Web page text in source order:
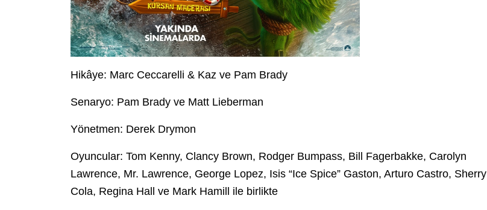
Hikâye: Marc Ceccarelli & Kaz ve Pam Brady
Senaryo: Pam Brady ve Matt Lieberman
Yönetmen: Derek Drymon
Oyuncular: Tom Kenny, Clancy Brown, Rodger Bumpass, Bill Fagerbakke, Carolyn
Lawrence, Mr. Lawrence, George Lopez, Isis “Ice Spice” Gaston, Arturo Castro, Sherry
Cola, Regina Hall ve Mark Hamill ile birlikte